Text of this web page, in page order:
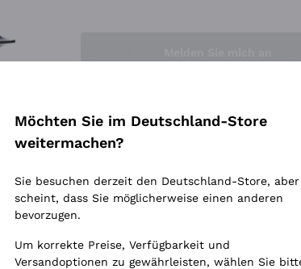
Ca' dei Frati
Biondi Santi
Quintarelli Giuseppe
Rinaldi Giuseppe
Möchten Sie im Deutschland-Store
weitermachen?
Sie besuchen derzeit den Deutschland-Store, aber
scheint, dass Sie möglicherweise einen anderen
bevorzugen.
Um korrekte Preise, Verfügbarkeit und
Versandoptionen zu gewährleisten, wählen Sie